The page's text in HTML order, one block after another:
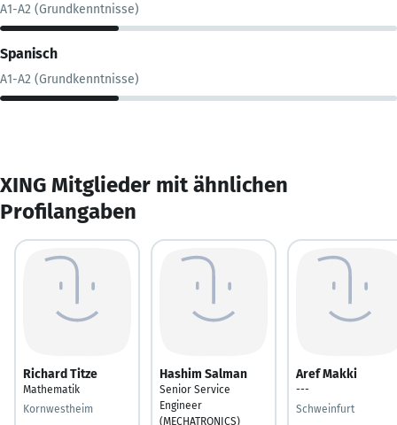
A1-A2 (Grundkenntnisse)
Spanisch
A1-A2 (Grundkenntnisse)
XING Mitglieder mit ähnlichen
Profilangaben
Richard Titze
Mathematik
Kornwestheim
Hashim Salman
Senior Service
Engineer
(MECHATRONICS)
Aref Makki
---
Schweinfurt